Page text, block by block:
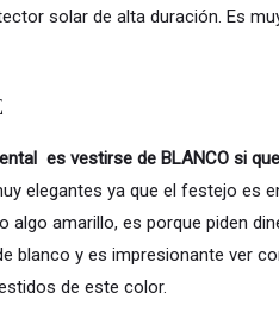
solar de alta duración. Es
es vestirse de BLANCO si
elegantes ya que el festejo es
algo amarillo, es porque piden
blanco y es impresionante ver
de este color.